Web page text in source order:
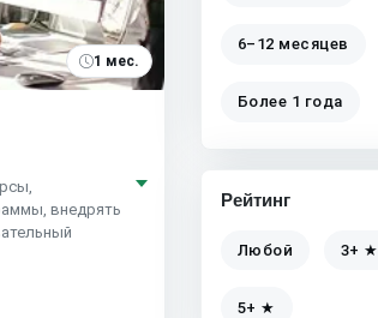
1 мес.
внедрять
6–12 месяцев
Более 1 года
Рейтинг
Любой 3+ ★
5+ ★